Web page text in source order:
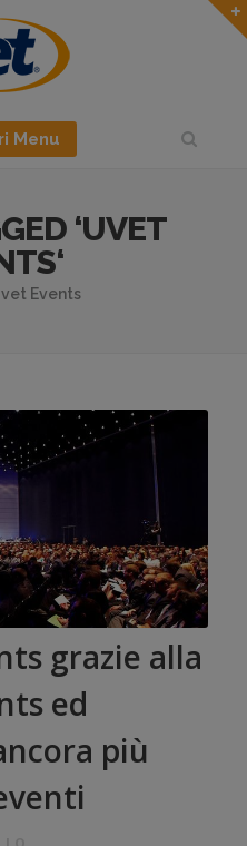
Menu
‘UVET
Events
grazie alla
ed
più